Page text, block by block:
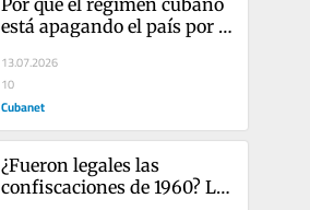
está apagando el país por
13.07.2026
10
Cubanet
¿Fueron legales las
confiscaciones de 1960? Lo